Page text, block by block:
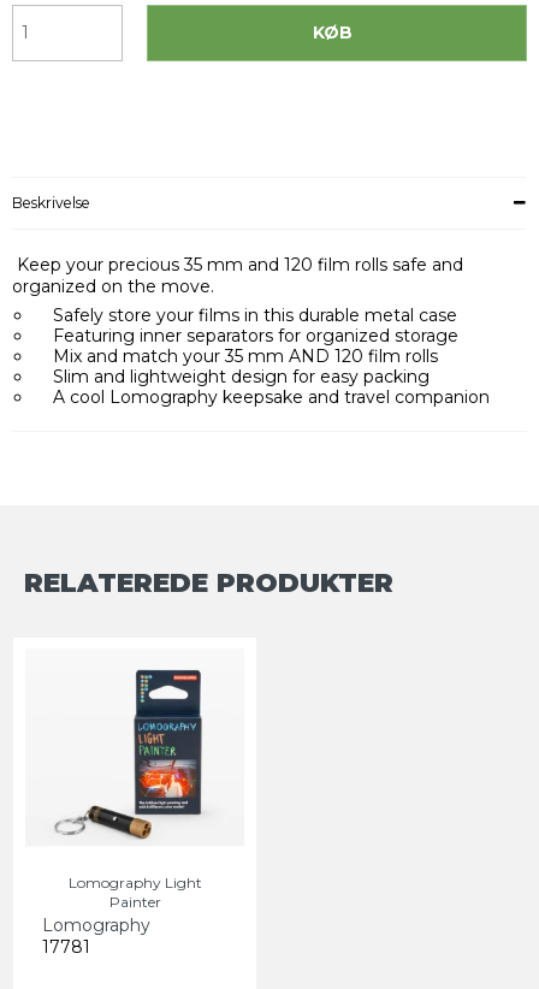
KØB
Beskrivelse
Keep your precious 35 mm and 120 film rolls safe and
organized on the move.
Safely store your films in this durable metal case
Featuring inner separators for organized storage
Mix and match your 35 mm AND 120 film rolls
Slim and lightweight design for easy packing
A cool Lomography keepsake and travel companion
RELATEREDE PRODUKTER
Lomography Light
Painter
Lomography
17781